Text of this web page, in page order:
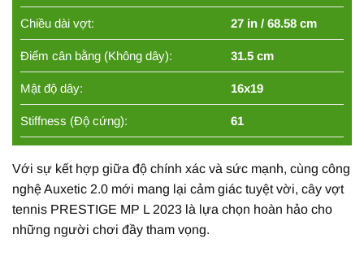
Chiều dài vợt: 27 in / 68.58 cm
Điểm cân bằng (Không dây): 31.5 cm
Mật độ dây: 16x19
Stiffness (Độ cứng): 61
Với sự kết hợp giữa độ chính xác và sức mạnh, cùng công
nghệ Auxetic 2.0 mới mang lại cảm giác tuyệt vời, cây vợt
tennis PRESTIGE MP L 2023 là lựa chọn hoàn hảo cho
những người chơi đầy tham vọng.